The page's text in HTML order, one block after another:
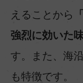
えることから
強烈に効いた味
す。また、海
も特徴です。